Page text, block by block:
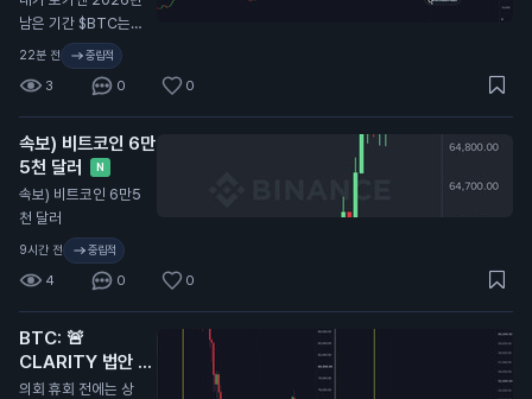
남은 기간 $BTC는
이렇게 흘러갈 듯.
22분 전 중립적
3 0 0
속보) 비트코인 6만
5천 달러
N
속보) 비트코인 6만5
천 달러
9시간 전 중립적
4 0 0
BTC: 🚨
CLARITY 법안 또
연기...
N
의회 휴회 전에는 상